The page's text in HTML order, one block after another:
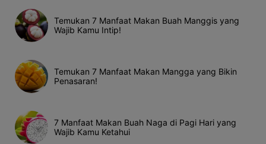
Temukan 7 Manfaat Makan Buah Manggis yang
Wajib Kamu Intip!
Temukan 7 Manfaat Makan Mangga yang Bikin
Penasaran!
7 Manfaat Makan Buah Naga di Pagi Hari yang
Wajib Kamu Ketahui